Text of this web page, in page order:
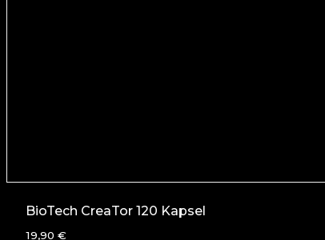
BioTech CreaTor 120 Kapsel
19,90 €